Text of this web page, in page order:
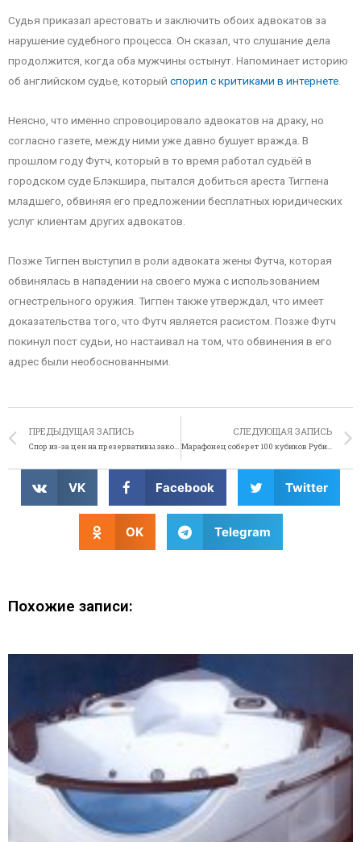
Судья приказал арестовать и заключить обоих адвокатов за
нарушение судебного процесса. Он сказал, что слушание дела
продолжится, когда оба мужчины остынут. Напоминает историю
об английском судье, который спорил с критиками в интернете
Неясно, что именно спровоцировало адвокатов на драку, но
согласно газете, между ними уже давно бушует вражда. В
прошлом году Футч, который в то время работал судьёй в
городском суде Блэкшира, пытался добиться ареста Тигпена
младшего, обвиняя его предложении бесплатных юридических
услуг клиентам других адвокатов.
Позже Тигпен выступил в роли адвоката жены Футча, которая
обвинялась в нападении на своего мужа с использованием
огнестрельного оружия. Тигпен также утверждал, что имеет
доказательства того, что Футч является расистом. Позже Футч
покинул пост судьи, но настаивал на том, что обвинения в его
адрес были необоснованными.
ПРЕДЫДУЩАЯ ЗАПИСЬ
Спор из-за цен на презервативы закончился смертью
СЛЕДУЮЩАЯ ЗАПИСЬ
Марафонец соберет 100 кубиков Рубика на бегу
VK Facebook Twitter
OK Telegram
Похожие записи: